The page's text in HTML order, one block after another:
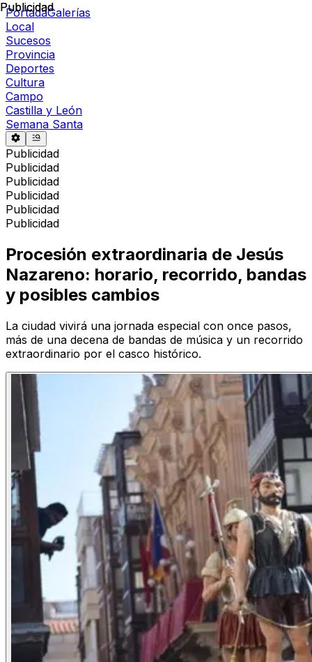
PortadaGalerías
Local
Sucesos
Provincia
Deportes
Cultura
Campo
Castilla y León
Semana Santa
Publicidad
Publicidad
Publicidad
Publicidad
Publicidad
Publicidad
Publicidad
Procesión extraordinaria de Jesús
Nazareno: horario, recorrido, bandas
y posibles cambios
La ciudad vivirá una jornada especial con once pasos,
más de una decena de bandas de música y un recorrido
extraordinario por el casco histórico.
Publicidad